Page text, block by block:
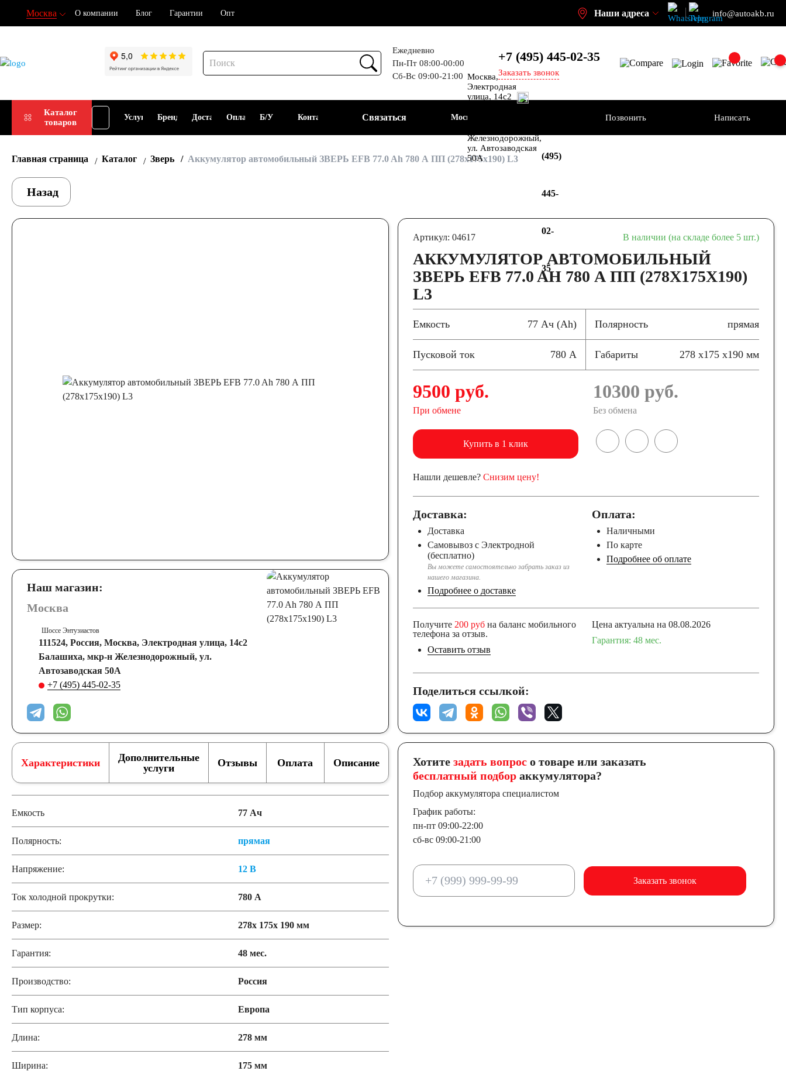
Москва О компании Блог Гарантии Опт Наши адреса info@autoakb.ru
Ежедневно
Пн-Пт 08:00-00:00
Сб-Вс 09:00-21:00
+7 (495)445-02-35
Заказать звонок
Каталог
товаров
Подбор
АКБ
Услуги Бренды ДоставкаОплата Б/У Контакты Связаться Москва
Москва,
Электродная
улица, 14с2
Энтузиастов
Железнодорожный,
ул. Автозаводская
50А
(495)
445-
02-
35
Позвонить Написать
Главная страница Каталог Зверь Аккумулятор автомобильный ЗВЕРЬ EFB 77.0 Ah 780 А ПП (278x175x190) L3
Назад
Наш магазин:
Москва
Шоссе Энтузиастов
111524, Россия, Москва, Электродная улица, 14с2
Балашиха, мкр-н Железнодорожный, ул.
Автозаводская 50А
+7 (495) 445-02-35
Артикул: 04617 В наличии (на складе более 5 шт.)
АККУМУЛЯТОР АВТОМОБИЛЬНЫЙ
ЗВЕРЬ EFB 77.0 AH 780 А ПП (278X175X190)
L3
Емкость 77 Ач (Ah) Полярность прямая
Пусковой ток 780 А Габариты 278 x175 x190 мм
9500 руб.
При обмене
10300 руб.
Без обмена
Купить в 1 клик
Нашли дешевле? Снизим цену!
Доставка:
Доставка
Самовывоз с Электродной
(бесплатно)
Вы можете самостоятельно забрать заказ из
нашего магазина.
Подробнее о доставке
Оплата:
Наличными
По карте
Подробнее об оплате
Получите 200 рубна баланс мобильного
телефона за отзыв.
Оставить отзыв
Цена актуальна на 08.08.2026
Гарантия: 48 мес.
Поделиться ссылкой:
Характеристики
Дополнительные
услуги
Отзывы Оплата Описание
Емкость 77 Ач
Полярность: прямая
Напряжение: 12 В
Ток холодной прокрутки: 780 А
Размер: 278x 175x 190 мм
Гарантия: 48 мес.
Производство: Россия
Тип корпуса: Европа
Длина: 278 мм
Ширина: 175 мм
Хотите задать вопросо товаре или заказать
бесплатный подбораккумулятора?
Подбор аккумулятора специалистом
График работы:
пн-пт 09:00-22:00
сб-вс 09:00-21:00
Заказать звонок